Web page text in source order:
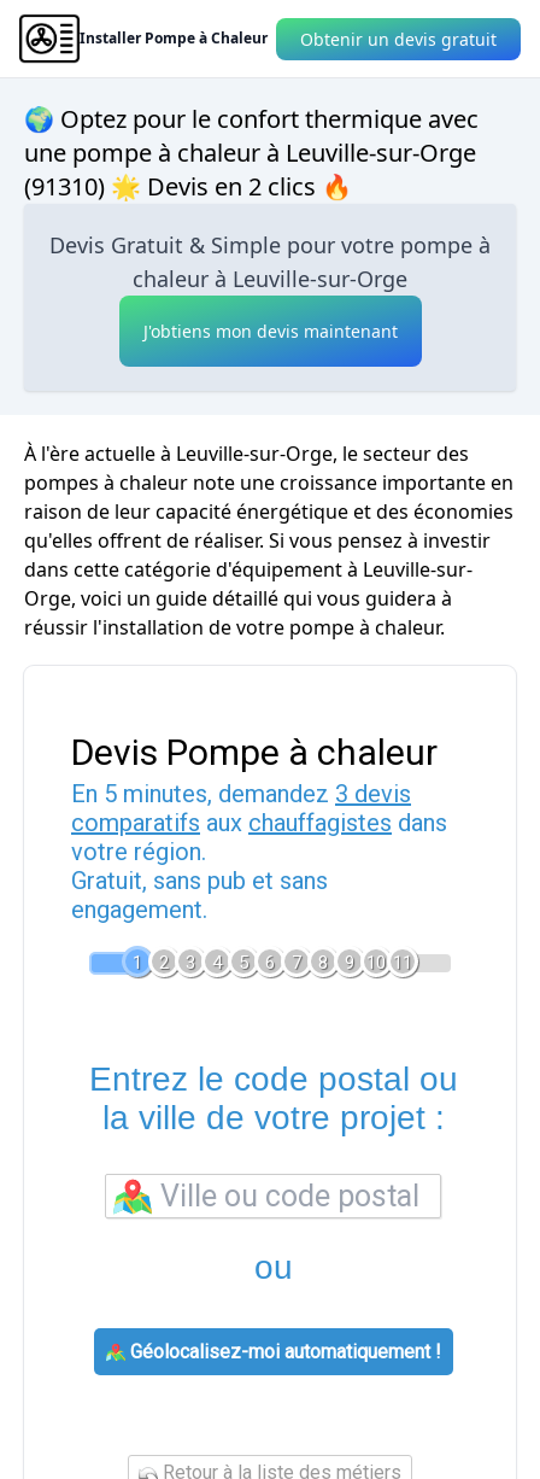
Installer Pompe à Chaleur Obtenir un devis gratuit
🌍 Optez pour le confort thermique avec
une pompe à chaleur à Leuville-sur-Orge
(91310) 🌟 Devis en 2 clics 🔥
Devis Gratuit & Simple pour votre pompe à
chaleur à Leuville-sur-Orge
J'obtiens mon devis maintenant
À l'ère actuelle à Leuville-sur-Orge, le secteur des
pompes à chaleur note une croissance importante en
raison de leur capacité énergétique et des économies
qu'elles offrent de réaliser. Si vous pensez à investir
dans cette catégorie d'équipement à Leuville-sur-
Orge, voici un guide détaillé qui vous guidera à
réussir l'installation de votre pompe à chaleur.
Devis Pompe à chaleur
En 5 minutes, demandez 3 devis
comparatifs aux chauffagistes dans
votre région.
Gratuit, sans pub et sans
engagement.
1 2 3 4 5 6 7 8 9 10 11
Entrez le code postal ou
la ville de votre projet :
ou
Géolocalisez-moi automatiquement !
Retour à la liste des métiers